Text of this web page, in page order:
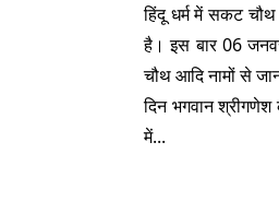
हिंदू धर्म में सकट
है। इस बार 06
चौथ आदि नामों से
दिन भगवान
में...